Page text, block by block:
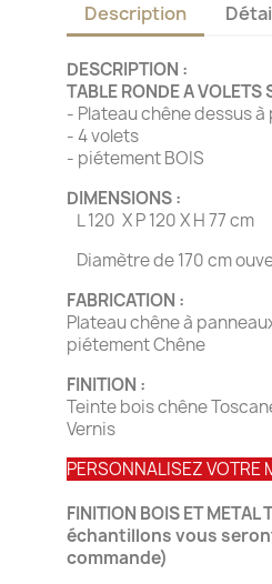
Description
DESCRIPTION :
TABLE RONDE A VOLETS
- Plateau chêne dessus à
- 4 volets
- piétement BOIS
DIMENSIONS :
L 120 X P 120 X H 77 cm
Diamètre de 170 cm
FABRICATION :
Plateau chêne à
piétement Chêne
FINITION :
Teinte bois chêne
Vernis
PERSONNALISEZ VOTRE
FINITION BOIS ET
échantillons vous
commande)